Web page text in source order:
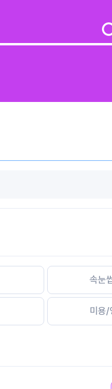
속눈
미용/